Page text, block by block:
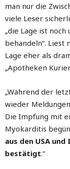
man nur die
viele Leser
„die Lage ist
behandeln“. Liest
Lage eher als
„Apotheken
„Während der
wieder
Die Impfung mit
Myokarditis
aus den USA
bestätigt.“